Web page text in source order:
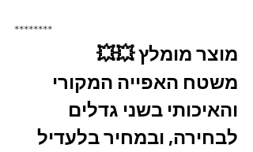
********
מוצר מומלץ 💥💥
משטח האפייה המקורי
והאיכותי בשני גדלים
לבחירה, ובמחיר בלעדיל